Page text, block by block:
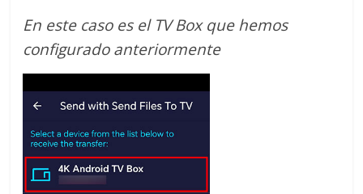
En este caso es el TV Box que hemos
configurado anteriormente